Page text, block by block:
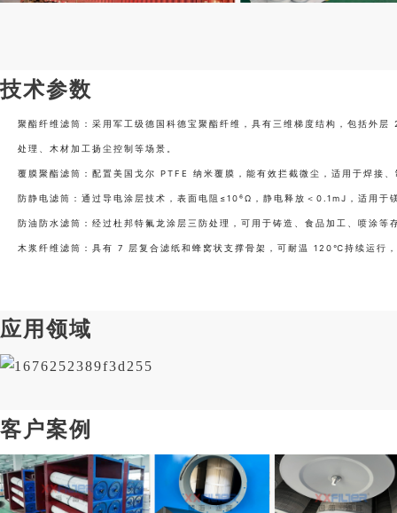
技术参数
聚酯纤维滤筒：采用军工级德国科德宝聚酯纤维，具有三维梯度结构，包括外
处理、木材加工扬尘控制等场景。
覆膜聚酯滤筒：配置美国戈尔 PTFE 纳米覆膜，能有效拦截微尘，适用于焊接
防静电滤筒：通过导电涂层技术，表面电阻≤10⁶Ω，静电释放＜0.1mJ，适用于
防油防水滤筒：经过杜邦特氟龙涂层三防处理，可用于铸造、食品加工、喷涂等
木浆纤维滤筒：具有 7 层复合滤纸和蜂窝状支撑骨架，可耐温 120℃持续运行
应用领域
客户案例